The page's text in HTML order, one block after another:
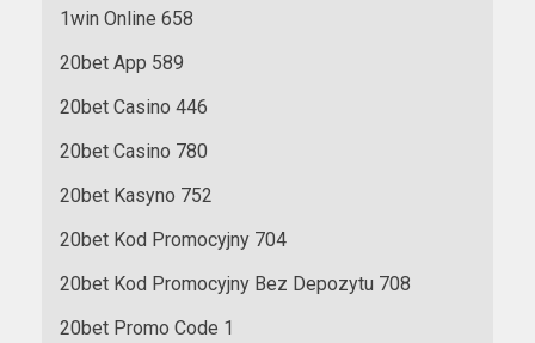
1win Online 658
20bet App 589
20bet Casino 446
20bet Casino 780
20bet Kasyno 752
20bet Kod Promocyjny 704
20bet Kod Promocyjny Bez Depozytu 708
20bet Promo Code 1